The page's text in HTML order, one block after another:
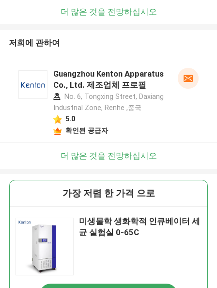
더 많은 것을 전망하십시오
저희에 관하여
Guangzhou Kenton Apparatus
Co., Ltd. 제조업체 프로필
No. 6, Tongxing Street, Daxiang
Industrial Zone, Renhe ,중국
5.0
확인된 공급자
더 많은 것을 전망하십시오
가장 저렴 한 가격 으로
미생물학 생화학적 인큐베이터 세
균 실험실 0-65C